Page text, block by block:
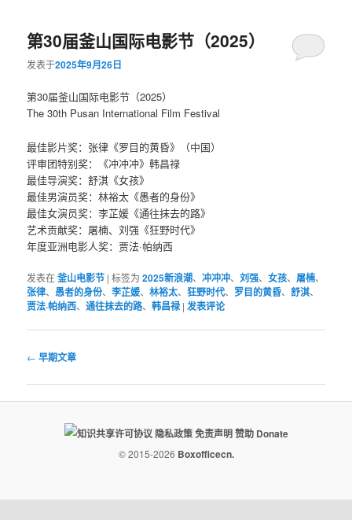
第30届釜山国际电影节（2025）
发表于2025年9月26日
第30届釜山国际电影节（2025）
The 30th Pusan International Film Festival
最佳影片奖：张律《罗目的黄昏》（中国）
评审团特别奖：《冲冲冲》韩昌禄
最佳导演奖：舒淇《女孩》
最佳男演员奖：林裕太《愚者的身份》
最佳女演员奖：李芷媛《通往抹去的路》
艺术贡献奖：屠楠、刘强《狂野时代》
年度亚洲电影人奖：贾法·帕纳西
发表在釜山电影节 |标签为 2025新浪潮、冲冲冲、刘强、女孩、 屠楠、
张律、 愚者的身份、李芷媛、林裕太、狂野时代、 罗目的黄昏、舒淇、
贾法·帕纳西、通往抹去的路、韩昌禄 |发表评论
文
导
航
← 早期文章
隐私政策免责声明赞助 Donate
© 2015-2026 Boxofficecn.